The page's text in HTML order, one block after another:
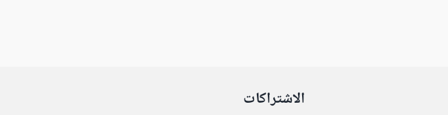
الاشتراكات